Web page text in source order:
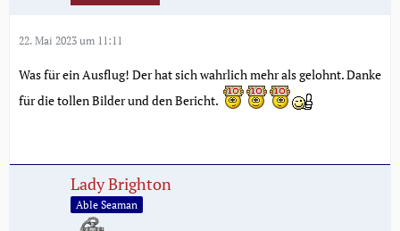
22. Mai 2023 um 11:11
Was für ein Ausflug! Der hat sich wahrlich mehr als gelohnt. Danke
für die tollen Bilder und den Bericht.
Lady Brighton
Able Seaman